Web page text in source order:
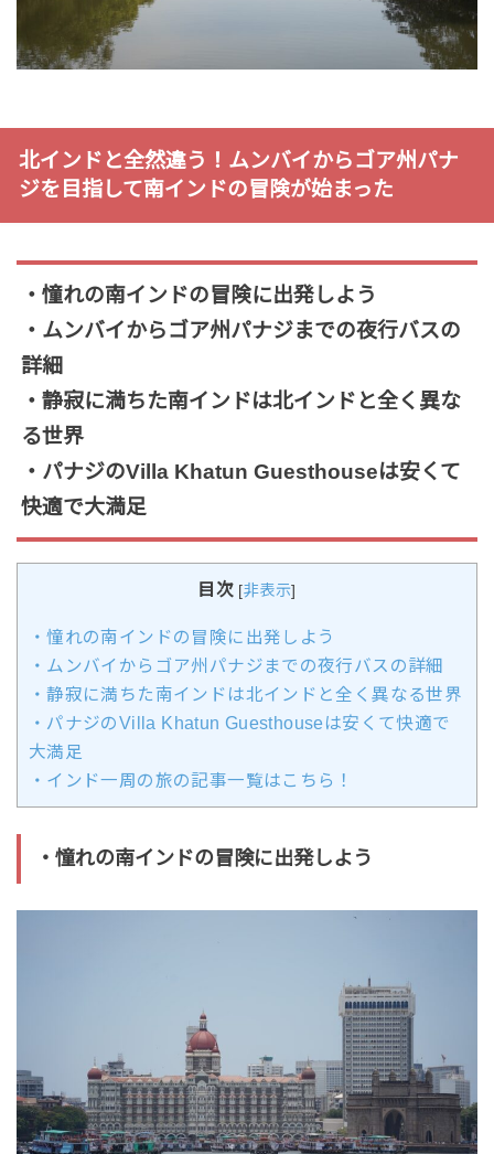
北インドと全然違う！ムンバイからゴア州パナ
ジを目指して南インドの冒険が始まった
・憧れの南インドの冒険に出発しよう
・ムンバイからゴア州パナジまでの夜行バスの
詳細
・静寂に満ちた南インドは北インドと全く異な
る世界
・パナジのVilla Khatun Guesthouseは安くて
快適で大満足
目次 [非表示]
・憧れの南インドの冒険に出発しよう
・ムンバイからゴア州パナジまでの夜行バスの詳細
・静寂に満ちた南インドは北インドと全く異なる世界
・パナジのVilla Khatun Guesthouseは安くて快適で
大満足
・インド一周の旅の記事一覧はこちら！
・憧れの南インドの冒険に出発しよう